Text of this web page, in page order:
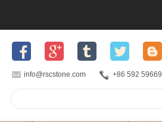
info@rscstone.com +86 592